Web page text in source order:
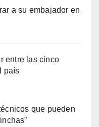
a su embajador en
entre las cinco
país
que pueden